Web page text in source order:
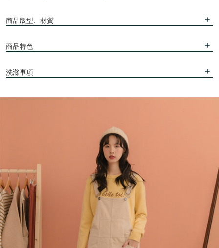
商品版型、材質
商品特色
洗滌事項